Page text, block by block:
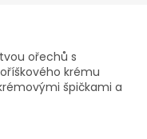
ořechů s
krému
špičkami a